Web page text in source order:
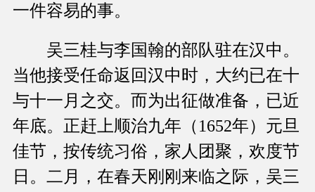
一件容易的事。
吴三桂与李国翰的部队驻在汉中。
当他接受任命返回汉中时，大约已在十
与十一月之交。而为出征做准备，已近
年底。正赶上顺治九年（1652年）元旦
佳节，按传统习俗，家人团聚，欢度节
日。二月，在春天刚刚来临之际，吴三